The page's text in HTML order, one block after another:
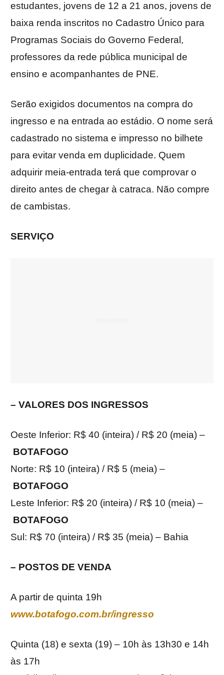
estudantes, jovens de 12 a 21 anos, jovens de
baixa renda inscritos no Cadastro Único para
Programas Sociais do Governo Federal,
professores da rede pública municipal de
ensino e acompanhantes de PNE.
Serão exigidos documentos na compra do
ingresso e na entrada ao estádio. O nome será
cadastrado no sistema e impresso no bilhete
para evitar venda em duplicidade. Quem
adquirir meia-entrada terá que comprovar o
direito antes de chegar à catraca. Não compre
de cambistas.
SERVIÇO
– VALORES DOS INGRESSOS
Oeste Inferior: R$ 40 (inteira) / R$ 20 (meia) –
BOTAFOGO
Norte: R$ 10 (inteira) / R$ 5 (meia) –
BOTAFOGO
Leste Inferior: R$ 20 (inteira) / R$ 10 (meia) –
BOTAFOGO
Sul: R$ 70 (inteira) / R$ 35 (meia) – Bahia
– POSTOS DE VENDA
A partir de quinta 19h
www.botafogo.com.br/ingresso
Quinta (18) e sexta (19) – 10h às 13h30 e 14h
às 17h